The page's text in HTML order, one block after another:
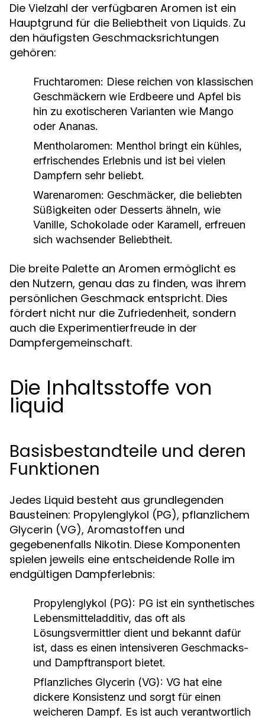
Die Vielzahl der verfügbaren Aromen ist ein
Hauptgrund für die Beliebtheit von Liquids. Zu
den häufigsten Geschmacksrichtungen
gehören:
Fruchtaromen: Diese reichen von klassischen
Geschmäckern wie Erdbeere und Apfel bis
hin zu exotischeren Varianten wie Mango
oder Ananas.
Mentholaromen: Menthol bringt ein kühles,
erfrischendes Erlebnis und ist bei vielen
Dampfern sehr beliebt.
Warenaromen: Geschmäcker, die beliebten
Süßigkeiten oder Desserts ähneln, wie
Vanille, Schokolade oder Karamell, erfreuen
sich wachsender Beliebtheit.
Die breite Palette an Aromen ermöglicht es
den Nutzern, genau das zu finden, was ihrem
persönlichen Geschmack entspricht. Dies
fördert nicht nur die Zufriedenheit, sondern
auch die Experimentierfreude in der
Dampfergemeinschaft.
Die Inhaltsstoffe von
liquid
Basisbestandteile und deren
Funktionen
Jedes Liquid besteht aus grundlegenden
Bausteinen: Propylenglykol (PG), pflanzlichem
Glycerin (VG), Aromastoffen und
gegebenenfalls Nikotin. Diese Komponenten
spielen jeweils eine entscheidende Rolle im
endgültigen Dampferlebnis:
Propylenglykol (PG): PG ist ein synthetisches
Lebensmitteladditiv, das oft als
Lösungsvermittler dient und bekannt dafür
ist, dass es einen intensiveren Geschmacks-
und Dampftransport bietet.
Pflanzliches Glycerin (VG): VG hat eine
dickere Konsistenz und sorgt für einen
weicheren Dampf. Es ist auch verantwortlich